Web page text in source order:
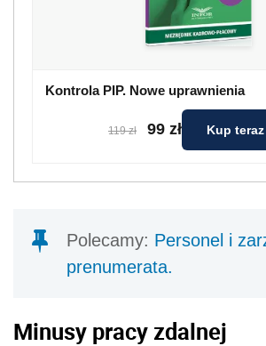
prenumerata.
Minusy pracy zdalnej
Od marca ubiegłego roku w
granicy między życiem
i zawodowym oraz brak
proc. przyznało, że ich relacje z